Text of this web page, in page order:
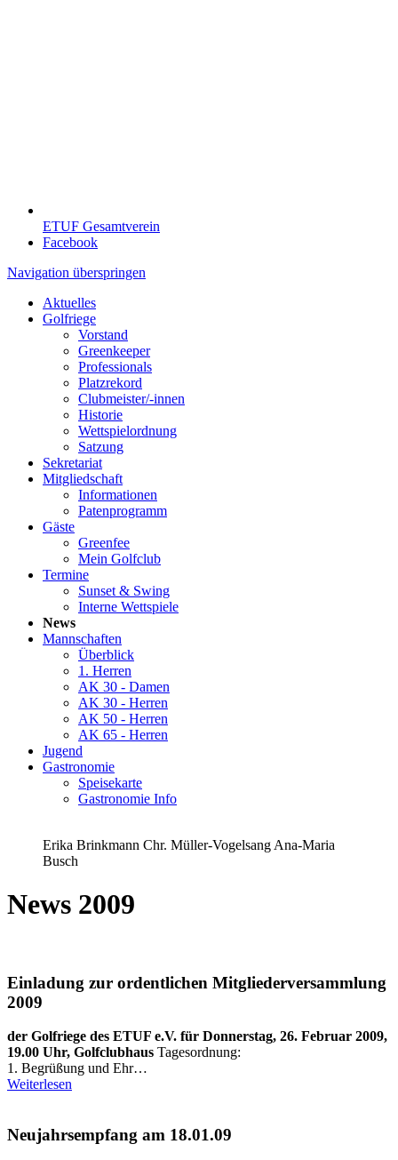
ETUF Gesamtverein
Facebook
Navigation überspringen
Aktuelles
Golfriege
Vorstand
Greenkeeper
Professionals
Platzrekord
Clubmeister/-innen
Historie
Wettspielordnung
Satzung
Sekretariat
Mitgliedschaft
Informationen
Patenprogramm
Gäste
Greenfee
Mein Golfclub
Termine
Sunset & Swing
Interne Wettspiele
News
Mannschaften
Überblick
1. Herren
AK 30 - Damen
AK 30 - Herren
AK 50 - Herren
AK 65 - Herren
Jugend
Gastronomie
Speisekarte
Gastronomie Info
Erika Brinkmann Chr. Müller-Vogelsang Ana-Maria
Busch
News 2009
Einladung zur ordentlichen Mitgliederversammlung
2009
der Golfriege des ETUF e.V. für Donnerstag, 26. Februar 2009,
19.00 Uhr, Golfclubhaus Tagesordnung:
1. Begrüßung und Ehr…
Weiterlesen
Neujahrsempfang am 18.01.09